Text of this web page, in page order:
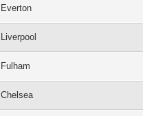
Everton
Liverpool
Fulham
Chelsea